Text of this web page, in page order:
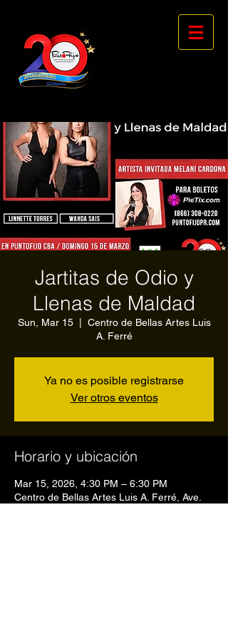
Jartitas de Odio y
Llenas de Maldad
Sun, Mar 15
  |
Centro de Bellas Artes Luis
A. Ferré
Ya no es posible registrarse
Ver otros eventos
Horario y ubicación
Mar 15, 2026, 4:30 PM – 6:30 PM
Centro de Bellas Artes Luis A. Ferré, Ave.